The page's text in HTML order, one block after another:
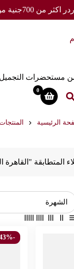
شحن مجاني لأى
مستحضرات التجميل
0
الرئيسية المنتجات
المتطابقة "القاهرة
-43%